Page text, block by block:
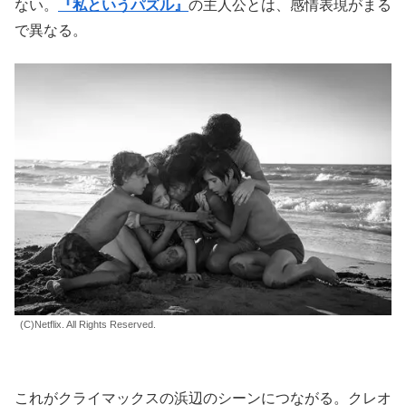
ない。
『私というパズル』 の主人公とは、感情表現がまる
で異なる。
(C)Netflix. All Rights Reserved.
これがクライマックスの浜辺のシーンにつながる。クレオ